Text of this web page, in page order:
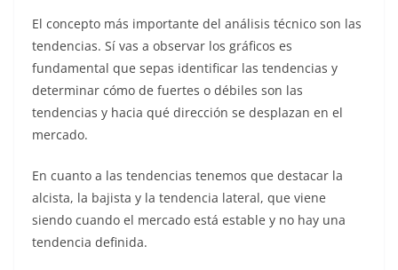
El concepto más importante del análisis técnico son las
tendencias. Sí vas a observar los gráficos es
fundamental que sepas identificar las tendencias y
determinar cómo de fuertes o débiles son las
tendencias y hacia qué dirección se desplazan en el
mercado.
En cuanto a las tendencias tenemos que destacar la
alcista, la bajista y la tendencia lateral, que viene
siendo cuando el mercado está estable y no hay una
tendencia definida.